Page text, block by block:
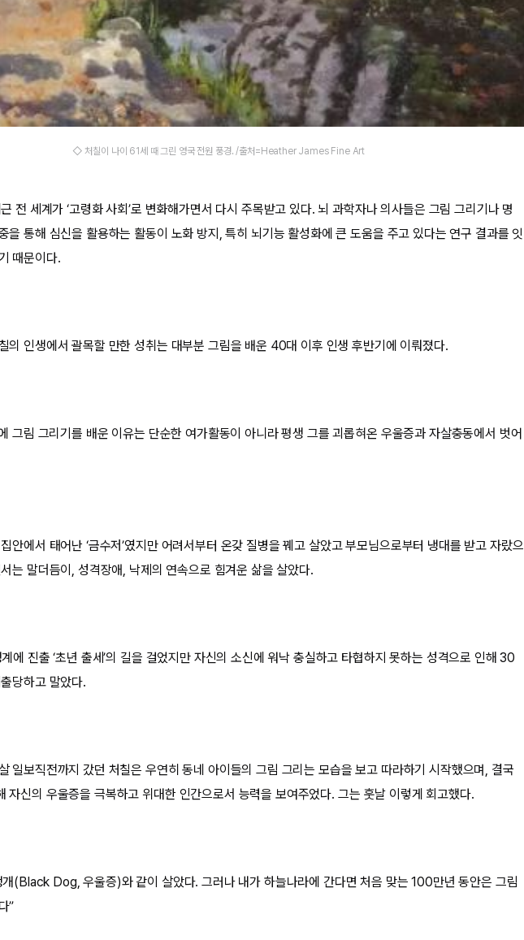
◇ 처칠이 나이 61세 때 그린 영국 전원 풍경. /출처=Heather James Fine Art
전 세계가 ‘고령화 사회’로 변화해가면서 다시 주목받고 있다. 뇌 과학자나 의사들은 그림 그리기나 명
을 통해 심신을 활용하는 활동이 노화 방지, 특히 뇌기능 활성화에 큰 도움을 주고 있다는 연구 결과를 잇
때문이다.
의 인생에서 괄목할 만한 성취는 대부분 그림을 배운 40대 이후 인생 후반기에 이뤄졌다.
그림 그리기를 배운 이유는 단순한 여가활동이 아니라 평생 그를 괴롭혀온 우울증과 자살충동에서 벗어
안에서 태어난 ‘금수저’였지만 어려서부터 온갖 질병을 꿰고 살았고 부모님으로부터 냉대를 받고 자랐으
는 말더듬이, 성격장애, 낙제의 연속으로 힘겨운 삶을 살았다.
에 진출 ‘초년 출세’의 길을 걸었지만 자신의 소신에 워낙 충실하고 타협하지 못하는 성격으로 인해 30
당하고 말았다.
일보직전까지 갔던 처칠은 우연히 동네 아이들의 그림 그리는 모습을 보고 따라하기 시작했으며, 결국
자신의 우울증을 극복하고 위대한 인간으로서 능력을 보여주었다. 그는 훗날 이렇게 회고했다.
개(Black Dog, 우울증)와 같이 살았다. 그러나 내가 하늘나라에 간다면 처음 맞는 100만년 동안은 그림
”